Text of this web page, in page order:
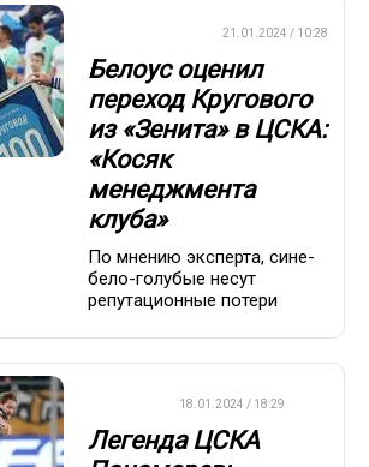
21.01.2024 / 10:28
Белоус оценил
переход Кругового
из «Зенита» в ЦСКА:
«Косяк
менеджмента
клуба»
По мнению эксперта, сине-
бело-голубые несут
репутационные потери
18.01.2024 / 18:29
Легенда ЦСКА